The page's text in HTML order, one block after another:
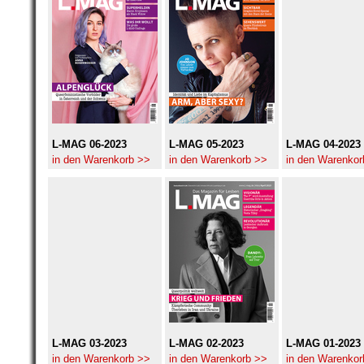
L-MAG 06-2023
in den Warenkorb >>
L-MAG 05-2023
in den Warenkorb >>
L-MAG 04-2023
in den
L-MAG 03-2023
in den Warenkorb >>
L-MAG 02-2023
in den Warenkorb >>
L-MAG 01-2023
in den